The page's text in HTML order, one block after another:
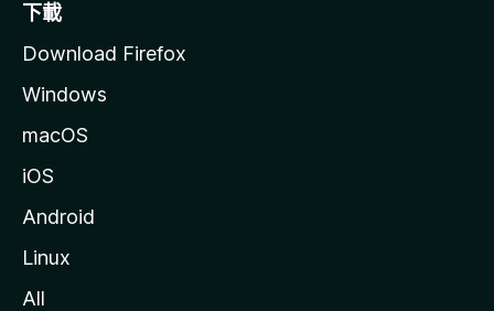
下載
Download Firefox
Windows
macOS
iOS
Android
Linux
All